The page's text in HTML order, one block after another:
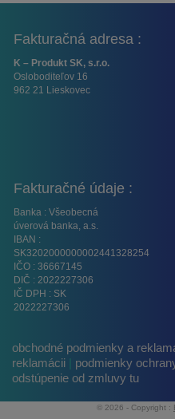
Fakturačná adresa :
K – Produkt SK, s.r.o.
Osloboditeľov 16
962 21 Lieskovec
Fakturačné údaje :
Banka : Všeobecná
úverová banka, a.s.
IBAN :
SK3202000000002441328254
IČO : 36667145
DIČ : 2022227306
IČ DPH : SK
2022227306
obchodné podmienky a
reklamácii
podmienky
odstúpenie od zmluvy tu
© 2026 - Copyright :